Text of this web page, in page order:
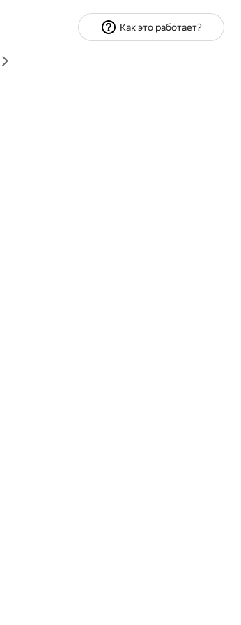
Экономика и финансы
Как это работает?